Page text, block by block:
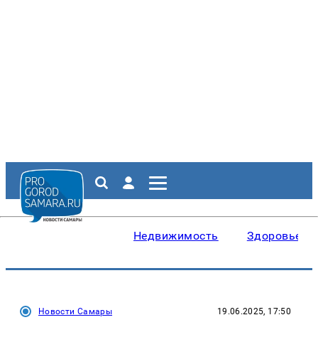
Недвижимость Здоровье
Новости Самары 19.06.2025, 17:50